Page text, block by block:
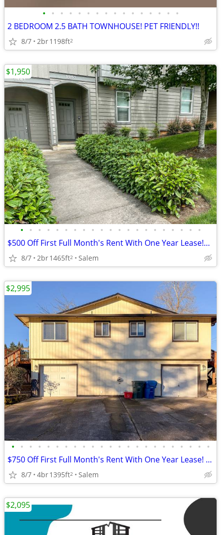
• • • • • • • • • • • • • • • •
2 BEDROOM 2.5 BATH TOWNHOUSE! PET FRIENDLY!!
8/7 2br1198ft2
• • • • • • • • • • • • • • • • • • • • •
$500 Off First Full Month's Rent With One Year Lease!~ Madras 1951
8/7 2br1465ft2 Salem
$1,950
• • • • • • • • • • • • • • • • • • • • • • •
$750 Off First Full Month's Rent With One Year Lease! ~ Wilark 2537
8/7 4br1395ft2 Salem
$2,995
$2,095